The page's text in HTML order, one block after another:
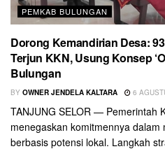
PEMKAB BULUNGAN
Dorong Kemandirian Desa:
Terjun KKN, Usung Konsep
Bulungan
BY OWNER JENDELA KALTARA 6
TANJUNG SELOR — Pemerintah
menegaskan komitmennya
berbasis potensi lokal. Langkah